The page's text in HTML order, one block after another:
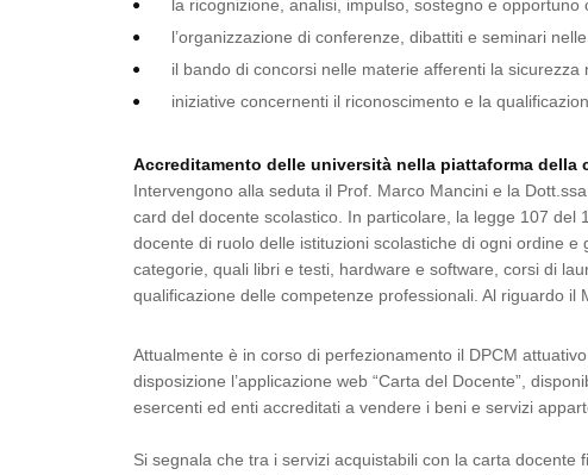
la ricognizione, analisi, impulso, sostegno e
l’organizzazione di conferenze, dibattiti e seminari
il bando di concorsi nelle materie afferenti la sicurezza
iniziative concernenti il riconoscimento e la
Accreditamento delle università nella piattaforma della
Intervengono alla seduta il Prof. Marco Mancini e la
card del docente scolastico. In particolare, la legge 107 del
docente di ruolo delle istituzioni scolastiche di ogni ordine
categorie, quali libri e testi, hardware e software, corsi di
qualificazione delle competenze professionali. Al riguardo il
Attualmente è in corso di perfezionamento il DPCM
disposizione l’applicazione web “Carta del Docente”,
esercenti ed enti accreditati a vendere i beni e servizi
Si segnala che tra i servizi acquistabili con la carta